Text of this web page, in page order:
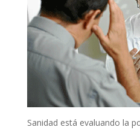
Sanidad está evaluando la